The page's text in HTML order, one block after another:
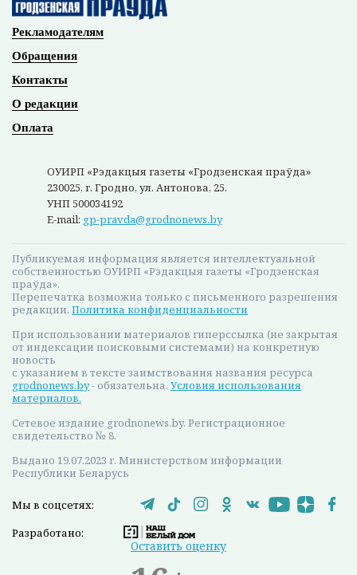
Наши партнеры
Рекламодателям
Обращения